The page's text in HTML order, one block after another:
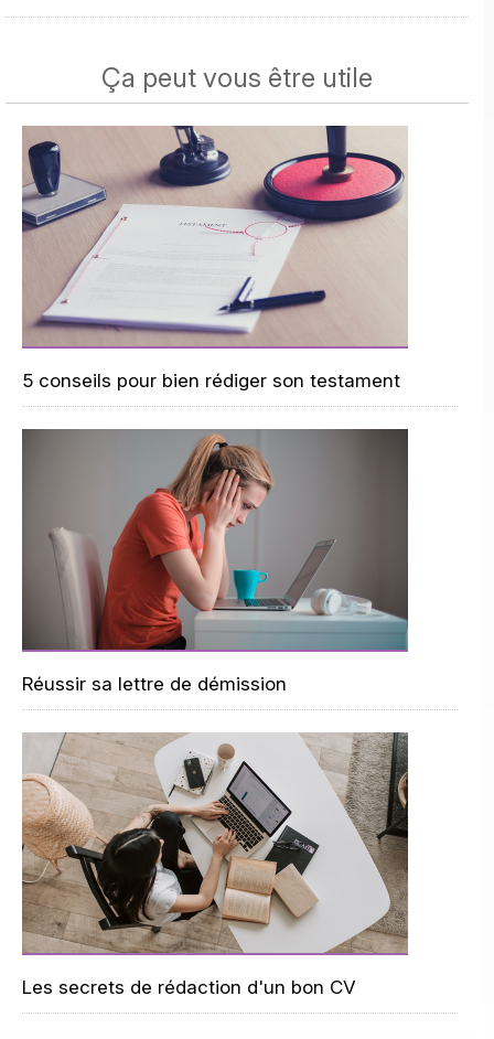
Ça peut vous être utile
5 conseils pour bien rédiger son testament
Réussir sa lettre de démission
Les secrets de rédaction d'un bon CV